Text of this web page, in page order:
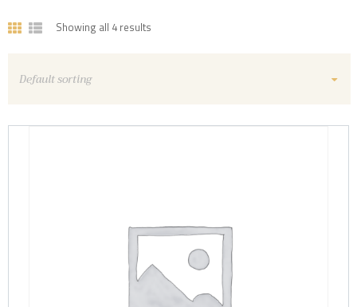
Showing all 4 results